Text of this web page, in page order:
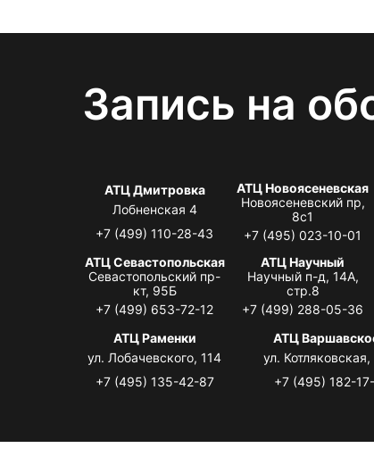
Запись на
АТЦ Дмитровка
Лобненская 4
+7 (499) 110-28-43
АТЦ Новоясеневская
Новоясеневский пр,
8с1
+7 (495) 023-10-01
АТЦ Севастопольская
Севастопольский пр-
кт, 95Б
+7 (499) 653-72-12
АТЦ Научный
Научный п-д, 14А,
стр.8
+7 (499) 288-05-36
АТЦ Раменки
ул. Лобачевского, 114
+7 (495) 135-42-87
АТЦ
ул. Котляковская,
+7 (495) 182-